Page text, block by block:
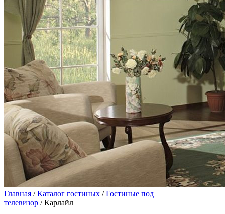
Главная /Каталог гостиных /Гостиные под
телевизор / Карлайл